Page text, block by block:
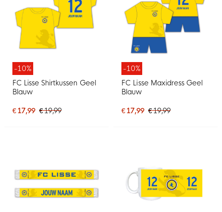
-10%
FC Lisse Shirtkussen Geel
Blauw
€ 17,99 € 19,99
-10%
FC Lisse Maxidress Geel
Blauw
€ 17,99 € 19,99